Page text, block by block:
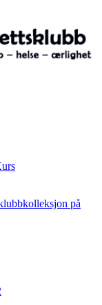
på